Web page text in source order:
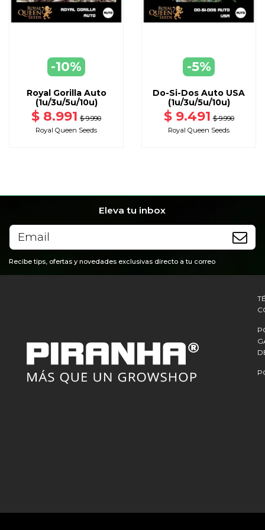
-10%
AGREGAR
A CARRO
Royal Gorilla Auto
(1u/3u/5u/10u)
$ 8.991 $ 9.990
Royal Queen Seeds
-5%
AGREGAR
A CARRO
Do-Si-Dos Auto USA
(1u/3u/5u/10u)
$ 9.491 $ 9.990
Royal Queen Seeds
Eleva tu inbox
Recibe tips, ofertas y novedades exclusivas directo a tu correo